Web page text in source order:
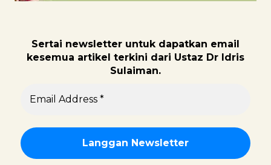
Sertai newsletter untuk dapatkan email
kesemua artikel terkini dari Ustaz Dr Idris
Sulaiman.